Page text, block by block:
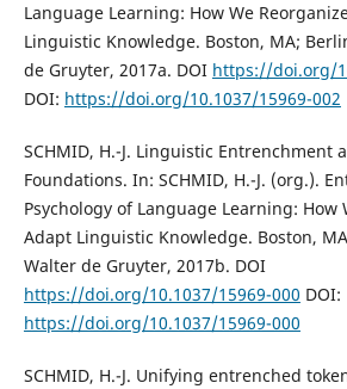
Language Learning: How We
Linguistic Knowledge. Boston, MA;
de Gruyter, 2017a. DOI https://doi.org/
DOI: https://doi.org/10.1037/15969-002
SCHMID, H.-J. Linguistic Entrenchment
Foundations. In: SCHMID, H.-J. (org.).
Psychology of Language Learning: How
Adapt Linguistic Knowledge. Boston,
Walter de Gruyter, 2017b. DOI
https://doi.org/10.1037/15969-000 DOI:
https://doi.org/10.1037/15969-000
SCHMID, H.-J. Unifying entrenched